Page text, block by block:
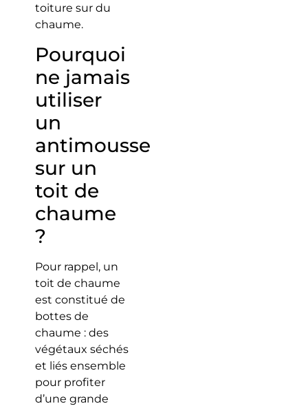
toiture sur du
chaume.
Pourquoi
ne jamais
utiliser
un
antimousse
sur un
toit de
chaume
?
Pour rappel, un
toit de chaume
est constitué de
bottes de
chaume : des
végétaux séchés
et liés ensemble
pour profiter
d’une grande